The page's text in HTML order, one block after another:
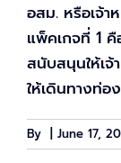
อสม. หรือเจ้า
แพ็คเกจที่ 1 คื
สนับสนุนให้เ
ให้เดินทางท่อ
By June 17,